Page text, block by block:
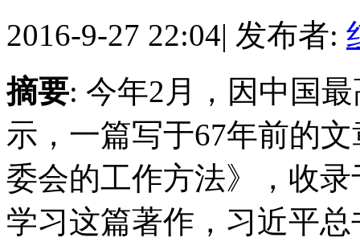
2016-9-27 22:04| 发布者:
摘要: 今年2月，因中国
示，一篇写于67年前的
委会的工作方法》，收
学习这篇著作，习近平